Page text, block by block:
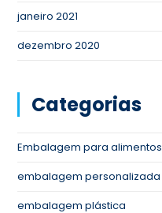
janeiro 2021
dezembro 2020
Categorias
Embalagem para alimentos
embalagem personalizada
embalagem plástica